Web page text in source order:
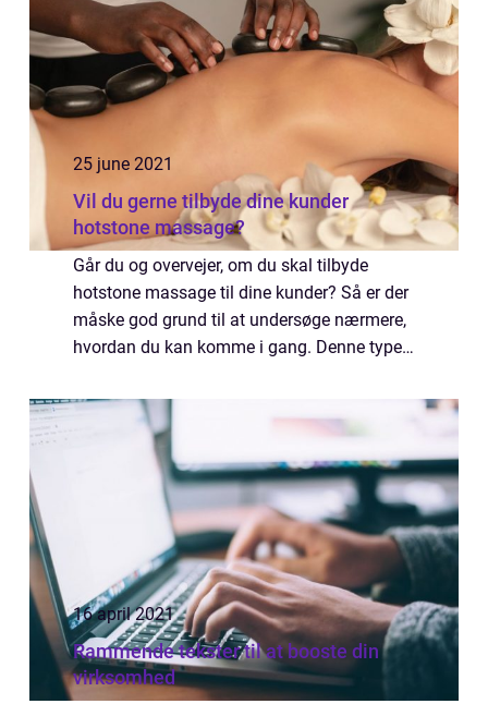
25 june 2021
Vil du gerne tilbyde dine kunder
hotstone massage?
Går du og overvejer, om du skal tilbyde
hotstone massage til dine kunder? Så er der
måske god grund til at undersøge nærmere,
hvordan du kan komme i gang. Denne type
populær blandt massører. Det kan du også
16 april 2021
Rammende tekster til at booste din
virksomhed